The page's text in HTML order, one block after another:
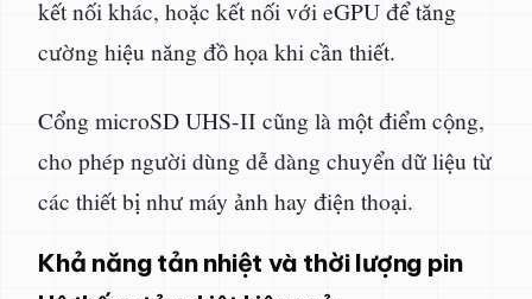
kết nối khác, hoặc kết nối với eGPU để tăng
cường hiệu năng đồ họa khi cần thiết.
Cổng microSD UHS-II cũng là một điểm cộng,
cho phép người dùng dễ dàng chuyển dữ liệu từ
các thiết bị như máy ảnh hay điện thoại.
Khả năng tản nhiệt và thời lượng pin